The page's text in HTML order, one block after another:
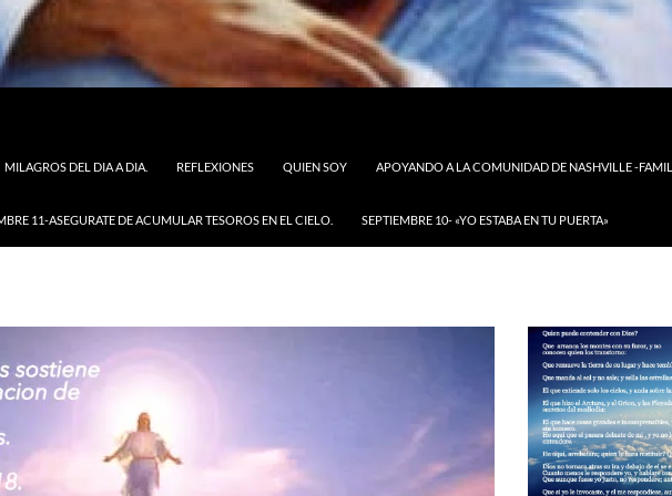
MILAGROS DEL DIA A DIA. REFLEXIONES QUIEN SOY APOYANDO A LA COMUNIDAD DE NASHVILLE -
11-ASEGURATE DE ACUMULAR TESOROS EN EL CIELO. SEPTIEMBRE 10- «YO ESTABA EN TU PUERTA»